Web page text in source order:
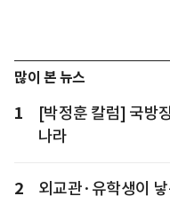
많이 본 뉴스
1
[박정훈 칼럼] 국방
나라
2 외교관·유학생이